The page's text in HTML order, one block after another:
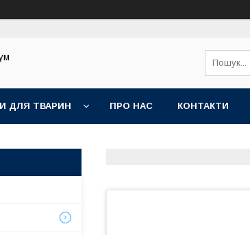
ДЛЯ ТВАРИН ПРО НАС КОНТАКТИ